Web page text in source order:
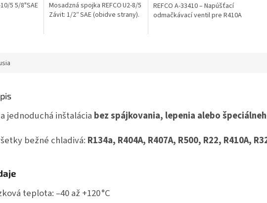
5 5/8"SAE
Mosadzná spojka REFCO U2‑8/5
Závit: 1/2″ SAE (obidve strany).
REFCO A-33410 – Napúšťací
odmačkávací ventil pre R410A
jednoduchá inštalácia bez spájkovania, lepenia alebo
bežné chladivá: R134a, R404A, R407A, R500, R22, R410A,
teplota: –40 až +120 °C